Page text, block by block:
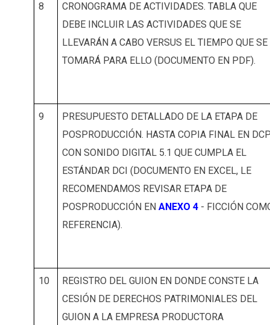
8
CRONOGRAMA DE ACTIVIDADES. TABLA QUE
DEBE INCLUIR LAS ACTIVIDADES QUE SE
LLEVARÁN A CABO VERSUS EL TIEMPO QUE SE
TOMARÁ PARA ELLO (DOCUMENTO EN PDF).
9
PRESUPUESTO DETALLADO DE LA ETAPA DE
POSPRODUCCIÓN. HASTA COPIA FINAL EN
CON SONIDO DIGITAL 5.1 QUE CUMPLA EL
ESTÁNDAR DCI (DOCUMENTO EN EXCEL, LE
RECOMENDAMOS REVISAR ETAPA DE
POSPRODUCCIÓN EN ANEXO 4- FICCIÓN
REFERENCIA).
10
REGISTRO DEL GUION EN DONDE CONSTE LA
CESIÓN DE DERECHOS PATRIMONIALES DEL
GUION A LA EMPRESA PRODUCTORA